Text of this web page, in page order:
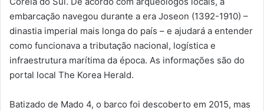
embarcação navegou durante a era Joseon (1392-1910) –
dinastia imperial mais longa do país – e ajudará a entender
como funcionava a tributação nacional, logística e
infraestrutura marítima da época. As informações são do
portal local The Korea Herald.
Batizado de Mado 4, o barco foi descoberto em 2015, mas